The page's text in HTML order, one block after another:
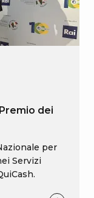
dei
per
Servizi